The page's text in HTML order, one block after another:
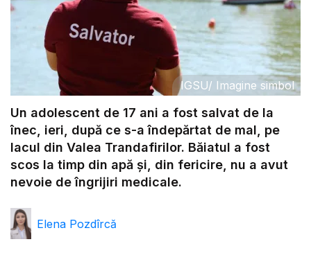
IGSU/ Imagine simbol
Un adolescent de 17 ani a fost salvat de la
înec, ieri, după ce s-a îndepărtat de mal, pe
lacul din Valea Trandafirilor. Băiatul a fost
scos la timp din apă și, din fericire, nu a avut
nevoie de îngrijiri medicale.
Elena Pozdîrcă